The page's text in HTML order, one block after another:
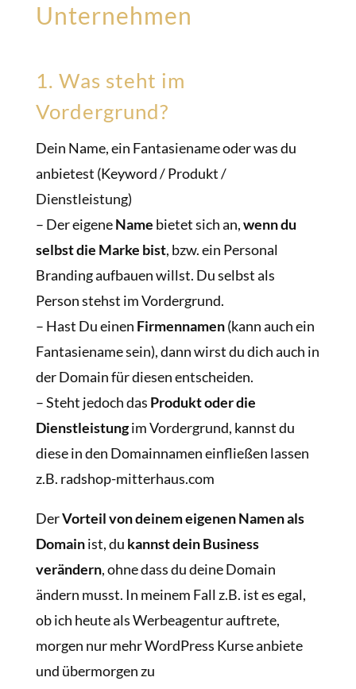
Unternehmen
1. Was steht im
Vordergrund?
Dein Name, ein Fantasiename oder was du
anbietest (Keyword / Produkt /
Dienstleistung)
– Der eigeneName bietet sich an,wenn du
selbst die Marke bist, bzw. ein Personal
Branding aufbauen willst. Du selbst als
Person stehst im Vordergrund.
– Hast Du einen Firmennamen(kann auch ein
Fantasiename sein), dann wirst du dich auch in
der Domain für diesen entscheiden.
– Steht jedoch das Produkt oder die
Dienstleistungim Vordergrund, kannst du
diese in den Domainnamen einfließen lassen
z.B. radshop-mitterhaus.com
DerVorteil von deinem eigenen Namen als
Domainist, du kannst dein Business
verändern, ohne dass du deine Domain
ändern musst. In meinem Fall z.B. ist es egal,
ob ich heute als Werbeagentur auftrete,
morgen nur mehr WordPress Kurse anbiete
und übermorgen zu